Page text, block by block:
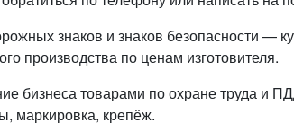
знаков и знаков безопасности —
производства по ценам изготовителя.
бизнеса товарами по охране труда и
маркировка, крепёж.